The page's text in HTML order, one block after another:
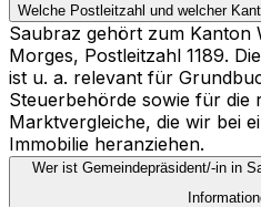
Welche Postleitzahl und welcher
Saubraz gehört zum Kanton
Morges, Postleitzahl 1189.
ist u. a. relevant für
Steuerbehörde sowie für die
Marktvergleiche, die wir bei
Immobilie heranziehen.
Wer ist Gemeindepräsident/-in in